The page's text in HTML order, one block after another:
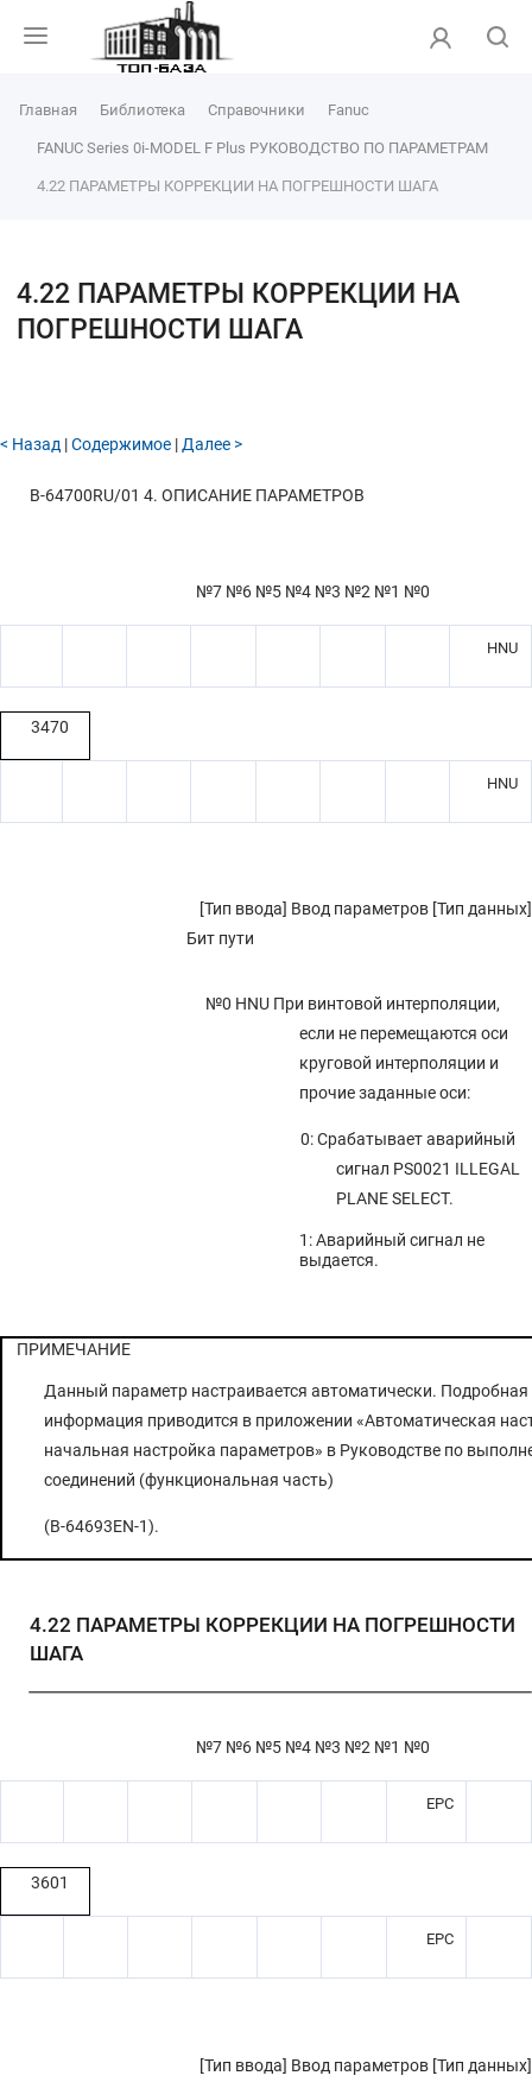
Главная Библиотека Справочники Fanuc
FANUC Series 0i-MODEL F Plus РУКОВОДСТВО ПО ПАРАМЕТРАМ
4.22 ПАРАМЕТРЫ КОРРЕКЦИИ НА ПОГРЕШНОСТИ ШАГА
4.22 ПАРАМЕТРЫ КОРРЕКЦИИ НА
ПОГРЕШНОСТИ ШАГА
< Назад |Содержимое | Далее >
B-64700RU/014. ОПИСАНИЕ ПАРАМЕТРОВ
№7 №6 №5 №4 №3 №2 №1 №0
HNU
3470
HNU
[Тип ввода] Ввод параметров [Тип данных]
Бит пути
№0 HNU При винтовой интерполяции,
если не перемещаются оси
круговой интерполяции и
прочие заданные оси:
0: Срабатывает аварийный
сигнал PS0021 ILLEGAL
PLANE SELECT.
1: Аварийный сигнал не
выдается.
ПРИМЕЧАНИЕ
Данный параметр настраивается автоматически. Подробная
информация приводится в приложении «Автоматическая
начальная настройка параметров» в Руководстве по
соединений (функциональная часть)
(B-64693EN-1).
4.22 ПАРАМЕТРЫ КОРРЕКЦИИ НА ПОГРЕШНОСТИ
ШАГА
№7 №6 №5 №4 №3 №2 №1 №0
EPC
3601
EPC
[Тип ввода] Ввод параметров [Тип данных]